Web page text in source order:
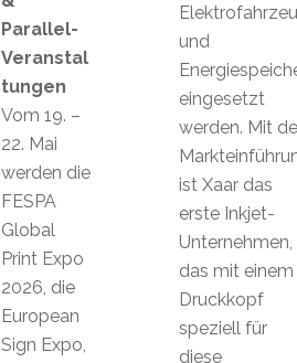
und
eingesetzt
werden. Mit
ist Xaar das
erste Inkjet-
Unternehmen,
das mit einem
Druckkopf
speziell für
diese
Parallel-
Veranstal
tungen
Vom 19. –
22. Mai
werden die
FESPA
Global
Print Expo
2026, die
European
Sign Expo,